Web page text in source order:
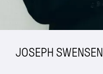
JOSEPH SWENSEN